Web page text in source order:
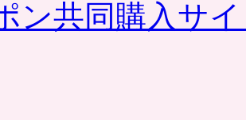
ン共同購入サ